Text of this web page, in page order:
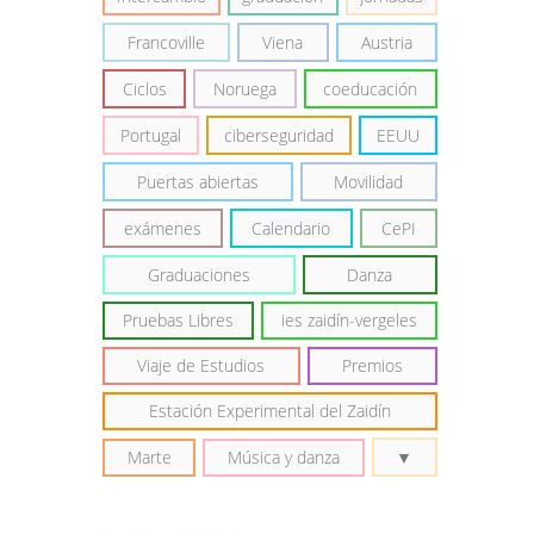
Francoville Viena Austria
Ciclos Noruega coeducación
Portugal ciberseguridad EEUU
Puertas abiertas Movilidad
exámenes Calendario CePI
Graduaciones Danza
Pruebas Libres ies zaidín-vergeles
Viaje de Estudios Premios
Estación Experimental del Zaidín
Marte Música y danza